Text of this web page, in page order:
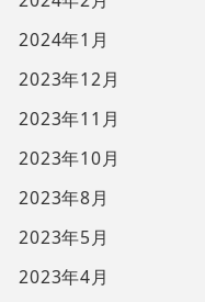
2024年1月
2023年12月
2023年11月
2023年10月
2023年8月
2023年5月
2023年4月